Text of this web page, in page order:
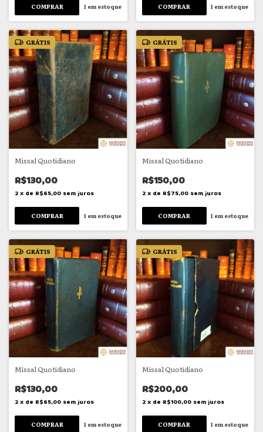
1em estoque 1 em estoque
GRÁTIS
Missal Quotidiano
R$130,00
2 x de R$65,00 sem juros
1 em estoque
GRÁTIS
Missal Quotidiano
R$150,00
2 x de R$75,00 sem juros
1 em estoque
GRÁTIS
Missal Quotidiano
R$130,00
2 x de R$65,00 sem juros
1em estoque
GRÁTIS
Missal Quotidiano
R$200,00
2 x de R$100,00 sem juros
1 em estoque